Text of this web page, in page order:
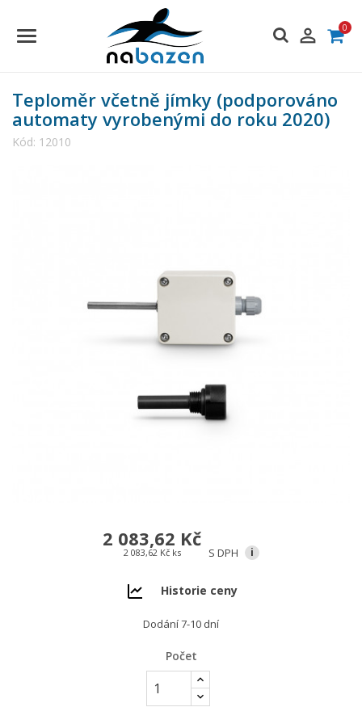
 0
Teploměr včetně jímky (podporováno
automaty vyrobenými do roku 2020)
Kód: 12010
2 083,62 Kč
2 083,62 Kč ks S DPH i
Historie ceny
Dodání 7-10 dní
Počet